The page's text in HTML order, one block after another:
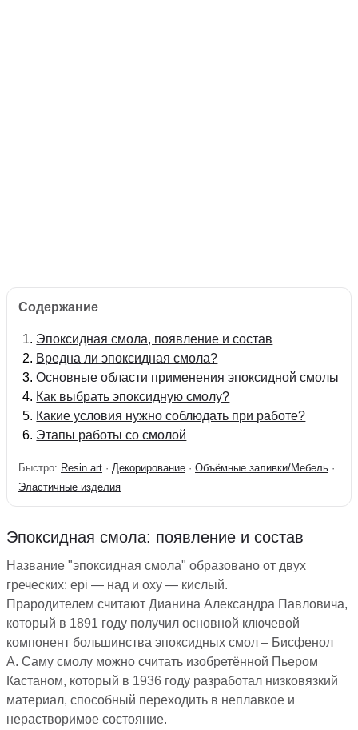
Содержание
Эпоксидная смола, появление и состав
Вредна ли эпоксидная смола?
Основные области применения эпоксидной смолы
Как выбрать эпоксидную смолу?
Какие условия нужно соблюдать при работе?
Этапы работы со смолой
Быстро: Resin art · Декорирование · Объёмные заливки/Мебель ·
Эластичные изделия
Эпоксидная смола: появление и состав
Название "эпоксидная смола" образовано от двух
греческих: epi — над и oxy — кислый.
Прародителем считают Дианина Александра Павловича,
который в 1891 году получил основной ключевой
компонент большинства эпоксидных смол – Бисфенол
А. Саму смолу можно считать изобретённой Пьером
Кастаном, который в 1936 году разработал низковязкий
материал, способный переходить в неплавкое и
нерастворимое состояние.